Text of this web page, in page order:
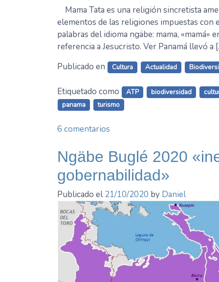
Mama Tata es una religión sincretista
elementos de las religiones impuestas con
palabras del idioma ngäbe: mama, «mamá»
referencia a Jesucristo. Ver Panamá llevó a
Publicado en
Cultura Actualidad
Etiquetado como ATP biodiversidad
panama
turismo
6 comentarios
Tata
desde
1962
Ngäbe Buglé 2020
gobernabilidad»
Publicado el21/10/2020 by Daniel